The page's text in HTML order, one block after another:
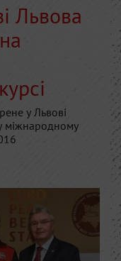
Львова
у Львові
міжнародному